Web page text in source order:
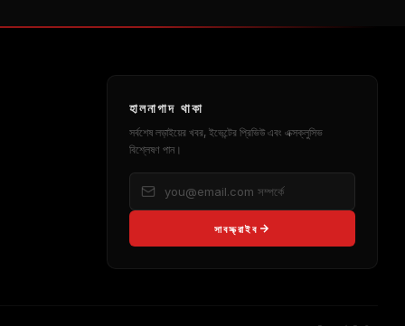
হালনাগাদ থাকা
সর্বশেষ লড়াইয়ের খবর, ইভেন্টের প্রিভিউ এবং এক্সক্লুসিভ
বিশ্লেষণ পান।
সাবস্ক্রাইব